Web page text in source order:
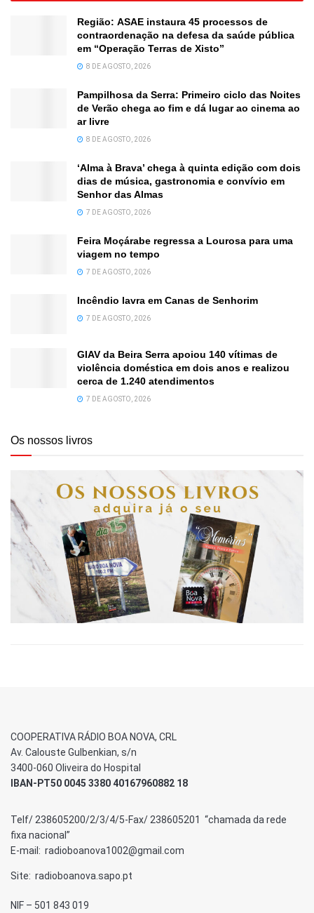
Região: ASAE instaura 45 processos de
contraordenação na defesa da saúde pública
em “Operação Terras de Xisto”
8 DE AGOSTO, 2026
Pampilhosa da Serra: Primeiro ciclo das Noites
de Verão chega ao fim e dá lugar ao cinema ao
ar livre
8 DE AGOSTO, 2026
‘Alma à Brava’ chega à quinta edição com dois
dias de música, gastronomia e convívio em
Senhor das Almas
7 DE AGOSTO, 2026
Feira Moçárabe regressa a Lourosa para uma
viagem no tempo
7 DE AGOSTO, 2026
Incêndio lavra em Canas de Senhorim
7 DE AGOSTO, 2026
GIAV da Beira Serra apoiou 140 vítimas de
violência doméstica em dois anos e realizou
cerca de 1.240 atendimentos
7 DE AGOSTO, 2026
Os nossos livros
COOPERATIVA RÁDIO BOA NOVA, CRL
Av. Calouste Gulbenkian, s/n
3400-060 Oliveira do Hospital
IBAN-PT50 0045 3380 40167960882 18
Telf/ 238605200/2/3/4/5-Fax/ 238605201 “chamada da rede
fixa nacional”
E-mail: radioboanova1002@gmail.com
Site: radioboanova.sapo.pt
NIF – 501 843 019